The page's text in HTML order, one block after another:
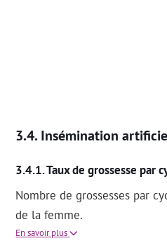
Insémination
Taux de grossesse par
Nombre de grossesses par
de la femme.
En savoir plus